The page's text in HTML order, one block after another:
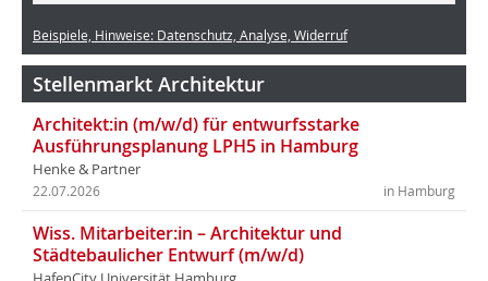
Beispiele, Hinweise: Datenschutz, Analyse, Widerruf
Stellenmarkt Architektur
Architekt:in (m/w/d) für entwurfsstarke
Ausführungsplanung LPH5 in Hamburg
Henke & Partner
in Hamburg
22.07.2026
Wiss. Mitarbeiter:in – Architektur und
Städtebaulicher Entwurf (m/w/d)